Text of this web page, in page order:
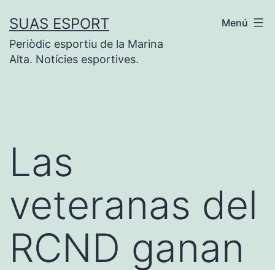
contenido
SUAS ESPORT
Periòdic esportiu de la Marina
Alta. Notícies esportives.
Menú
Las
veteranas del
RCND ganan